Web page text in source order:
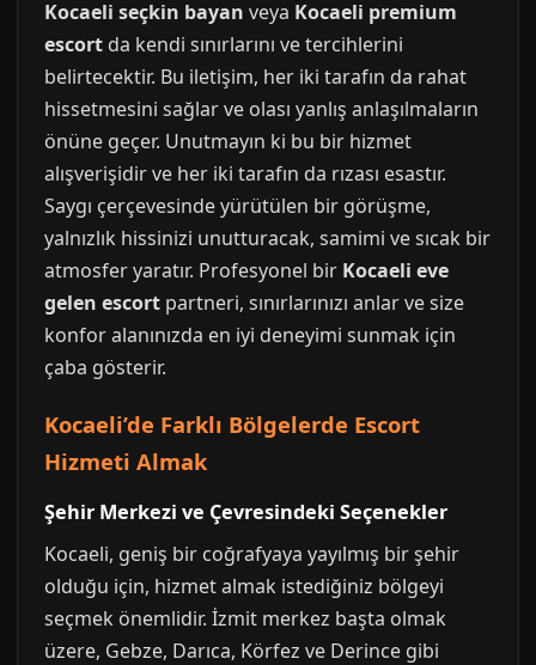
Kocaeli seçkin bayan veya Kocaeli premium
escort da kendi sınırlarını ve tercihlerini
belirtecektir. Bu iletişim, her iki tarafın da rahat
hissetmesini sağlar ve olası yanlış anlaşılmaların
önüne geçer. Unutmayın ki bu bir hizmet
alışverişidir ve her iki tarafın da rızası esastır.
Saygı çerçevesinde yürütülen bir görüşme,
yalnızlık hissinizi unutturacak, samimi ve sıcak bir
atmosfer yaratır. Profesyonel bir Kocaeli eve
gelen escort partneri, sınırlarınızı anlar ve size
konfor alanınızda en iyi deneyimi sunmak için
çaba gösterir.
Kocaeli’de Farklı Bölgelerde Escort
Hizmeti Almak
Şehir Merkezi ve Çevresindeki Seçenekler
Kocaeli, geniş bir coğrafyaya yayılmış bir şehir
olduğu için, hizmet almak istediğiniz bölgeyi
seçmek önemlidir. İzmit merkez başta olmak
üzere, Gebze, Darıca, Körfez ve Derince gibi